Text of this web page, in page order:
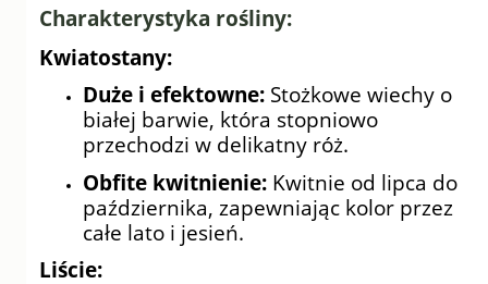
Charakterystyka rośliny:
Kwiatostany:
Duże i efektowne: Stożkowe wiechy o
białej barwie, która stopniowo
przechodzi w delikatny róż.
Obfite kwitnienie: Kwitnie od lipca do
października, zapewniając kolor przez
całe lato i jesień.
Liście: